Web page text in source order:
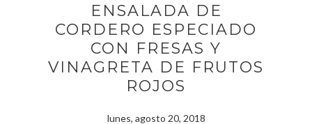
ENSALADA DE
CORDERO ESPECIADO
CON FRESAS Y
VINAGRETA DE FRUTOS
ROJOS
lunes, agosto 20, 2018